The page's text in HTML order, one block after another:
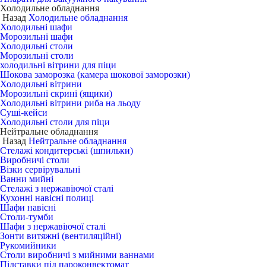
Холодильне обладнання
Назад Холодильне обладнання
Холодильні шафи
Морозильні шафи
Холодильні столи
Морозильні столи
холодильні вітрини для піци
Шокова заморозка (камера шокової заморозки)
Холодильні вітрини
Морозильні скрині (ящики)
Холодильні вітрини риба на льоду
Суші-кейси
Холодильні столи для піци
Нейтральне обладнання
Назад Нейтральне обладнання
Стелажі кондитерські (шпильки)
Виробничі столи
Візки сервірувальні
Ванни мийні
Стелажі з нержавіючої сталі
Кухонні навісні полиці
Шафи навісні
Столи-тумби
Шафи з нержавіючої сталі
Зонти витяжні (вентиляційні)
Рукомийники
Столи виробничі з мийними ваннами
Підставки під пароконвектомат